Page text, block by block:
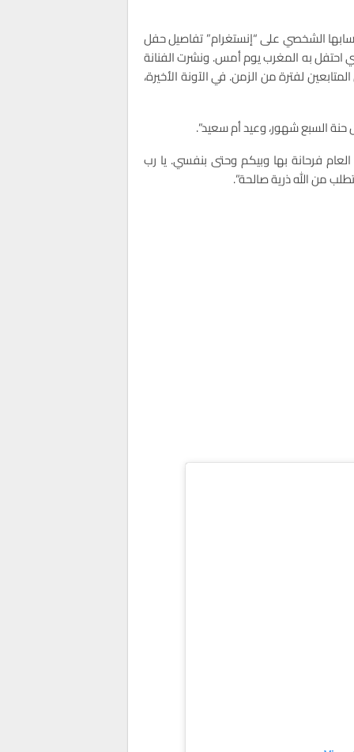
الشخصي على “إنستغرام” تفاصيل حفل
احتفل به المغرب يوم أمس. ونشرت الفنانة
لفترة من الزمن. في الآونة الأخيرة،
السبع شهور، وعيد أم سعيد”.
فرحانة بها وبيكم وحتى بنفسي. يا رب
من الله ذرية صالحة”.